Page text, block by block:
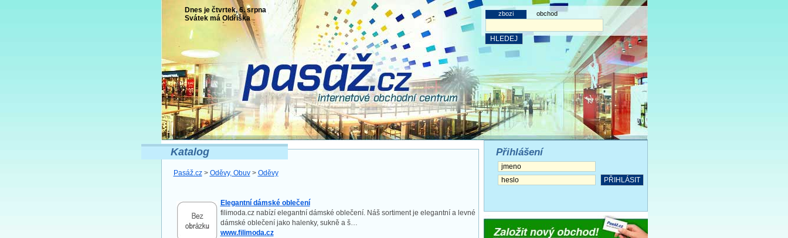
zbozi obchod
Dnes je čtvrtek, 6. srpna
Svátek má Oldřiška
Katalog
Pasáž.cz> Oděvy, Obuv> Oděvy
Elegantní dámské oblečení
filimoda.cz nabízí elegantní dámské oblečení. Náš sortiment je elegantní a levné
dámské oblečení jako halenky, sukně a š…
www.filimoda.cz
Přihlášení